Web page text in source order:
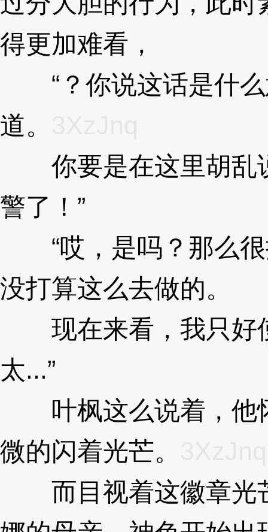
得更加难看，
“？你说这话是什么
道。
你要是在这里胡乱
警了！”
“哎，是吗？那么很
没打算这么去做的。
现在来看，我只好
太...”
叶枫这么说着，他
微的闪着光芒。
而目视着这徽章光